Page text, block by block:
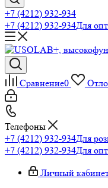
+7 (4212) 932-934
+7 (4212) 932-934Для
Сравнение0
Телефоны
+7 (4212) 932-934Для
+7 (4212) 932-934Для
Личный